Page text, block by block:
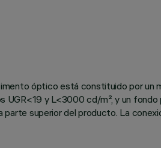
óptico está constituido por un
UGR<19 y L<3000 cd/m², y un
superior del producto. La